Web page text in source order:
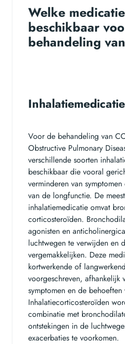
Welke
beschikbaar
behandeling
Voor de behandeling van
Obstructive Pulmonary
verschillende soorten
beschikbaar die vooral
verminderen van
van de longfunctie. De
inhalatiemedicatie omvat
corticosteroïden.
agonisten en
luchtwegen te verwijden en
vergemakkelijken. Deze
kortwerkende of
voorgeschreven, afhankelijk
symptomen en de
Inhalatiecorticosteroïden
combinatie met
ontstekingen in de
exacerbaties te voorkomen.